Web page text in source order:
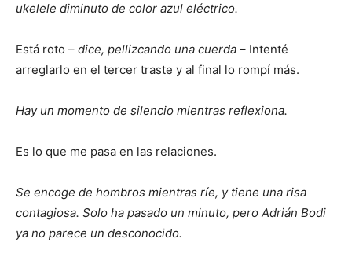
ukelele diminuto de color azul eléctrico.
Está roto – dice, pellizcando una cuerda – Intenté
arreglarlo en el tercer traste y al final lo rompí más.
Hay un momento de silencio mientras reflexiona.
Es lo que me pasa en las relaciones.
Se encoge de hombros mientras ríe, y tiene una risa
contagiosa. Solo ha pasado un minuto, pero Adrián Bodi
ya no parece un desconocido.